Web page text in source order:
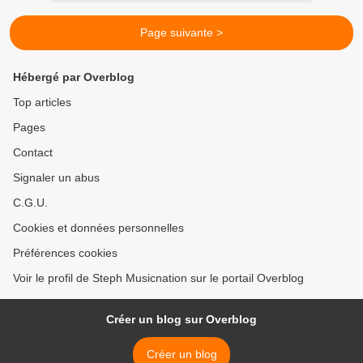
Page suivante >
Hébergé par Overblog
Top articles
Pages
Contact
Signaler un abus
C.G.U.
Cookies et données personnelles
Préférences cookies
Voir le profil de Steph Musicnation sur le portail Overblog
Créer un blog sur Overblog
Créer un blog